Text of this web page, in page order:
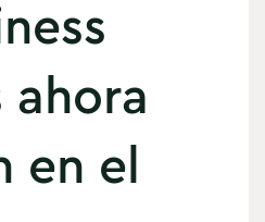
en el